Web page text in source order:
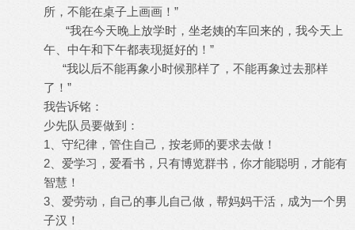
所，不能在桌子上画画！”
“我在今天晚上放学时，坐老姨的车回来的，我今天上
午、中午和下午都表现挺好的！”
“我以后不能再象小时候那样了，不能再象过去那样
了！”
我告诉铭：
少先队员要做到：
1、守纪律，管住自己，按老师的要求去做！
2、爱学习，爱看书，只有博览群书，你才能聪明，才能有
智慧！
3、爱劳动，自己的事儿自己做，帮妈妈干活，成为一个男
子汉！